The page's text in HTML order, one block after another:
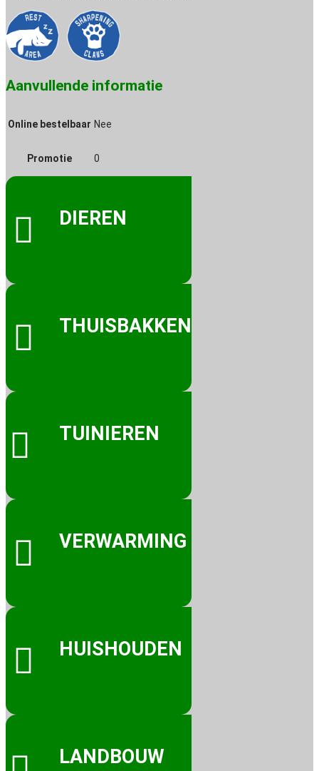
Aanvullende informatie
Online bestelbaar Nee
Promotie 0
 DIEREN
 THUISBAKKEN
 TUINIEREN
 VERWARMING
 HUISHOUDEN
LANDBOUW